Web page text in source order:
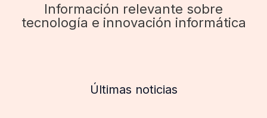
Información relevante sobre
tecnología e innovación informática
Últimas noticias